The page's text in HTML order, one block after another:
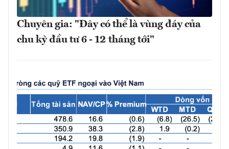
Chuyên gia: "Đây có thể là vùng đáy của
chu kỳ đầu tư 6 - 12 tháng tới"